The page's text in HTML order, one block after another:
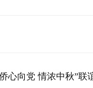
心向党 情浓中秋”联